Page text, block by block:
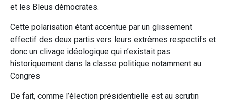
et les Bleus démocrates.
Cette polarisation étant accentue par un glissement
effectif des deux partis vers leurs extrêmes respectifs et
donc un clivage idéologique qui n’existait pas
historiquement dans la classe politique notamment au
Congres
De fait, comme l’élection présidentielle est au scrutin